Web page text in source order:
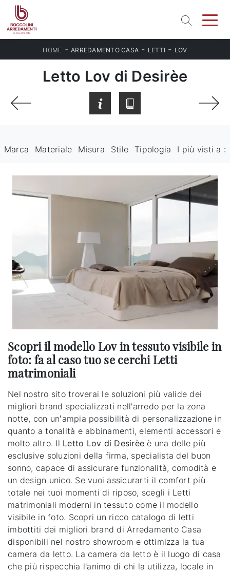
HOME -ARREDAMENTO CASA - LETTI - LOV
Letto Lov di Desirèe
Marca Materiale Misura Stile Tipologia I più visti a :
Scopri il modello Lov in tessuto visibile in
foto: fa al caso tuo se cerchi Letti
matrimoniali
Nel nostro sito troverai le soluzioni più valide dei
migliori brand specializzati nell'arredo per la zona
notte, con un’ampia possibilità di personalizzazione in
quanto a tonalità e abbinamenti, elementi accessori e
molto altro. Il Letto Lov di Desirèe è una delle più
esclusive soluzioni della firma, specialista del buon
sonno, capace di assicurare funzionalità, comodità e
un design unico. Se vuoi assicurarti il comfort più
totale nei tuoi momenti di riposo, scegli i Letti
matrimoniali moderni in tessuto come il modello
visibile in foto. Scopri un ricco catalogo di letti
imbottiti dei migliori brand di Arredamento Casa
disponibili nel nostro showroom e ottimizza la tua
camera da letto. La camera da letto è il luogo di casa
che più rispecchia l'animo di chi la utilizza, locale in